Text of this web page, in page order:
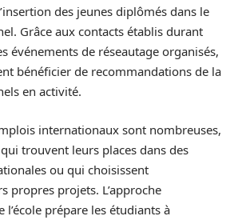
des jeunes diplômés dans le
Grâce aux contacts établis durant
événements de réseautage organisés,
bénéficier de recommandations de la
en activité.
internationaux sont nombreuses,
trouvent leurs places dans des
ou qui choisissent
propres projets. L’approche
prépare les étudiants à